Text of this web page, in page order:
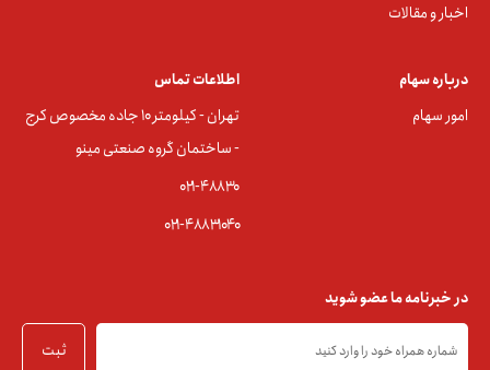
اخبار و مقالات
درباره سهام
امور سهام
اطلاعات تماس
تهران - کیلومتر ۱۰ جاده مخصوص کرج
- ساختمان گروه صنعتی مینو
۰۲۱-۴۸۸۳0
۰۲۱-۴۸۸۳۱۰۴۰
در خبرنامه ما عضو شوید
ثبت